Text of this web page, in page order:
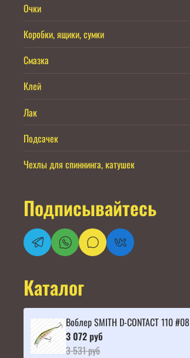
Очки
Коробки, ящики, сумки
Смазка
Клей
Лак
Подсачек
Чехлы для спиннинга, катушек
Подписывайтесь
Каталог
Воблер SMITH D-CONTACT 110 #08
3 072 руб
3 531 руб